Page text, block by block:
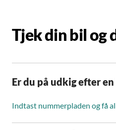
Tjek din bil og
Er du på udkig efter
Indtast nummerpladen og få